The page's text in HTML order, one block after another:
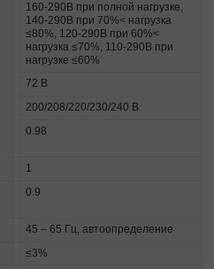
160-290В при полной нагрузке,
140-290В при 70%< нагрузка
≤80%, 120-290В при 60%<
нагрузка ≤70%, 110-290В при
нагрузке ≤60%
72 В
200/208/220/230/240 В
0.98
1
0.9
45 – 65 Гц, автоопределение
≤3%